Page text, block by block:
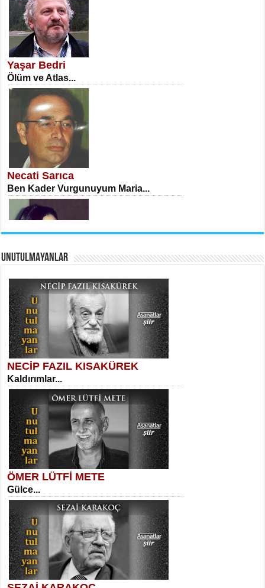
NECLA DİLEK ARSLAN
Öğretmenler Günü Mahkemesi...
İSA KARATEPE
Ekranlar Arasında Kaybolan İnsan...
AHMET URFALI
Tahlil Denemesi...
SELAHATTİN YILDIZ
İnsanın Zindanı...
MEHMET TAŞTAN
Vagon’da Bir Şairle...
Yaşar Bedri
Ölüm ve Atlas...
Necati Sarıca
Ben Kader Vurgunuyum Maria...
Sibel Orhan
İki Kırık Boşluk...
Meral Yağmur
Eski Bir Şiir...
Kadir Ünal
Ayağıma Dolanan Yokuş...
UNUTULMAYANLAR
NECİP FAZIL KISAKÜREK
Kaldırımlar...
ÖMER LÜTFİ METE
Gülce...